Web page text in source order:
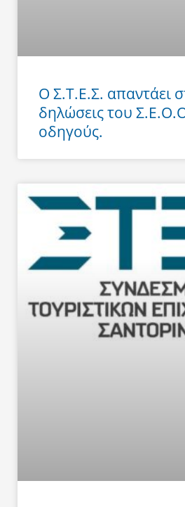
Ο Σ.Τ.Ε.Σ. απαντάει
δηλώσεις του
οδηγούς.